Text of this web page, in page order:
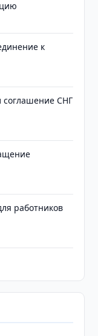
к
соглашение СНГ
работников